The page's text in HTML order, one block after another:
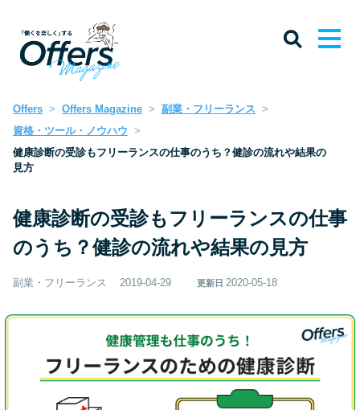
Offers Offers Magazine
副業・フリーランス
資格・ツール・ノウハウ
健康診断の受診もフリーランスの仕事のうち？健診の流れや結果の
見方
健康診断の受診もフリーランスの仕事
のうち？健診の流れや結果の見方
副業・フリーランス 2019-04-29 更新日 2020-05-18